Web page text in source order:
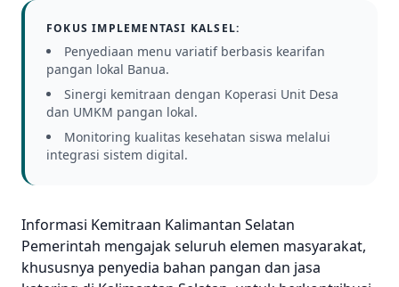
FOKUS IMPLEMENTASI KALSEL:
Penyediaan menu variatif berbasis kearifan
pangan lokal Banua.
Sinergi kemitraan dengan Koperasi Unit Desa
dan UMKM pangan lokal.
Monitoring kualitas kesehatan siswa melalui
integrasi sistem digital.
Informasi Kemitraan Kalimantan Selatan
Pemerintah mengajak seluruh elemen masyarakat,
khususnya penyedia bahan pangan dan jasa